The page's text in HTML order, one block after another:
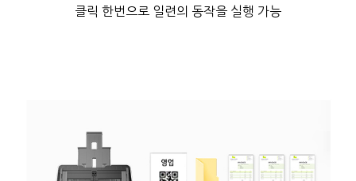
클릭 한번으로 일련의 동작을 실행 가능